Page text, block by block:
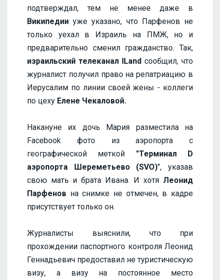
подтверждал, тем не менее даже в
Википедииуже указано, что Парфенов не
только уехал в Израиль на ПМЖ, но и
предварительно сменил гражданство. Так,
израильский телеканал ILand сообщил, что
журналист получил право на репатриацию в
Иерусалим по линии своей жены - коллеги
по цеху Елене Чекаловой.
Накануне их дочь Мария разместила на
Facebook фото из аэропорта с
географической меткой "Терминал D
аэропорта Шереметьево (SVO)", указав
свою мать и брата Ивана. И хотя Леонид
Парфенов на снимке не отмечен, в кадре
присутствует только он.
Журналисты выяснили, что при
прохождении паспортного контроля Леонид
Геннадьевич предоставил не туристическую
визу, а визу на постоянное место